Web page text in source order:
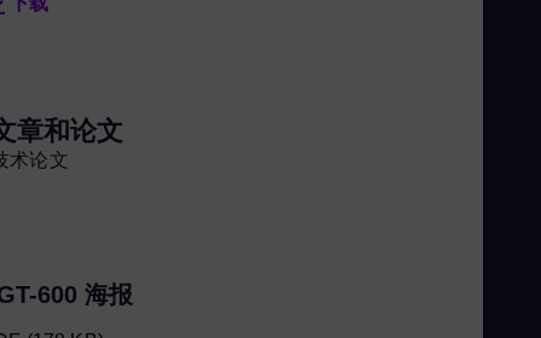
章和论文
术论文
600 海报